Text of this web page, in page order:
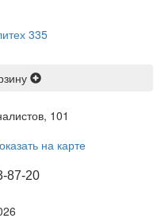
335
101
на карте
87-20